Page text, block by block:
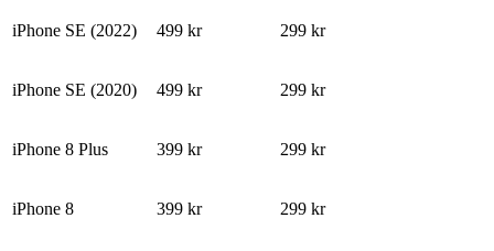
iPhone SE (2022) 499 kr 299 kr
iPhone SE (2020) 499 kr 299 kr
iPhone 8 Plus 399 kr 299 kr
iPhone 8 399 kr 299 kr